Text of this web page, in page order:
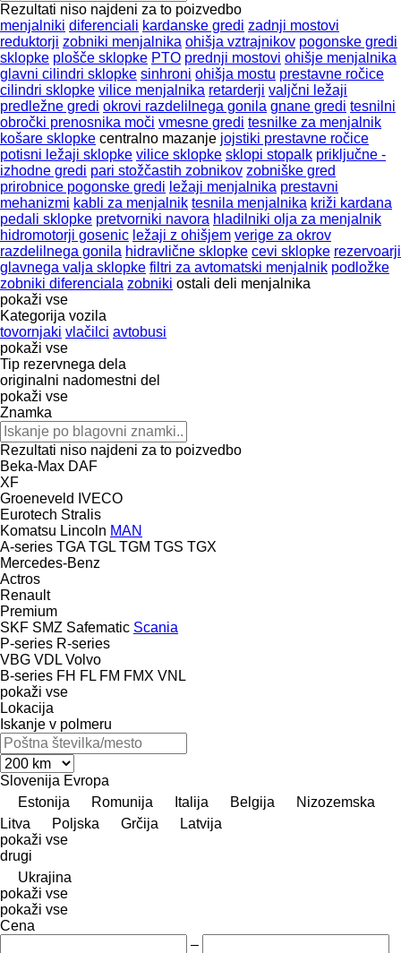
Rezultati niso najdeni za to poizvedbo
menjalniki diferenciali kardanske gredi zadnji mostovi
reduktorji zobniki menjalnika ohišja vztrajnikov pogonske gredi
sklopke plošče sklopke PTO prednji mostovi ohišje menjalnika
glavni cilindri sklopke sinhroni ohišja mostu prestavne ročice
cilindri sklopke vilice menjalnika retarderji valjčni ležaji
predležne gredi okrovi razdelilnega gonila gnane gredi tesnilni
obročki prenosnika moči vmesne gredi tesnilke za menjalnik
košare sklopke centralno mazanje jojstiki prestavne ročice
potisni ležaji sklopke vilice sklopke sklopi stopalk priključne -
izhodne gredi pari stožčastih zobnikov zobniške gred
prirobnice pogonske gredi ležaji menjalnika prestavni
mehanizmi kabli za menjalnik tesnila menjalnika križi kardana
pedali sklopke pretvorniki navora hladilniki olja za menjalnik
hidromotorji gosenic ležaji z ohišjem verige za okrov
razdelilnega gonila hidravlične sklopke cevi sklopke rezervoarji
glavnega valja sklopke filtri za avtomatski menjalnik podložke
zobniki diferenciala zobniki ostali deli menjalnika
pokaži vse
Kategorija vozila
tovornjaki vlačilci avtobusi
pokaži vse
Tip rezervnega dela
originalni nadomestni del
pokaži vse
Znamka
Rezultati niso najdeni za to poizvedbo
Beka-Max DAF
XF
Groeneveld IVECO
Eurotech Stralis
Komatsu Lincoln MAN
A-series TGA TGL TGM TGS TGX
Mercedes-Benz
Actros
Renault
Premium
SKF SMZ Safematic Scania
P-series R-series
VBG VDL Volvo
B-series FH FL FM FMX VNL
pokaži vse
Lokacija
Iskanje v polmeru
Slovenija Evropa
Estonija
Romunija Italija Belgija
Nizozemska
Litva
Poljska Grčija
Latvija
pokaži vse
drugi
Ukrajina
pokaži vse
pokaži vse
Cena
–